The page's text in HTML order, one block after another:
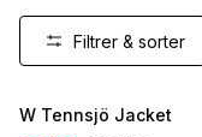
Filtrer & sorter
New
W Tennsjö Jacket